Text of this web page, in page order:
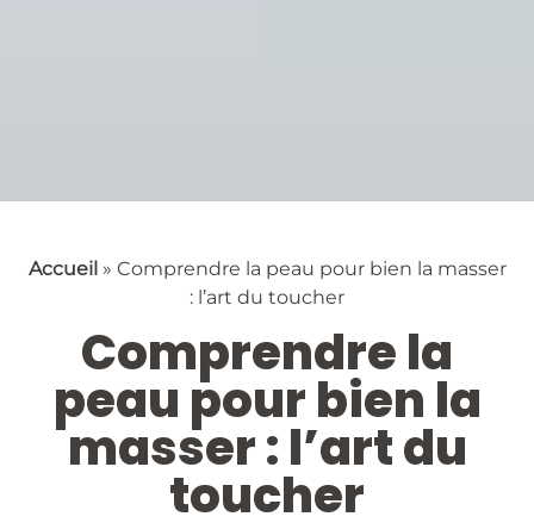
Accueil» Comprendre la peau pour bien la masser
: l’art du toucher
Comprendre la
peau pour bien la
masser : l’art du
toucher